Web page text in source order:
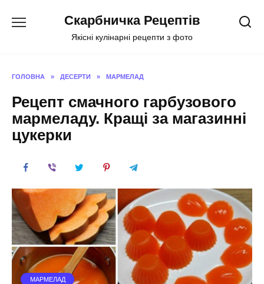
Скарбничка Рецептів
Якісні кулінарні рецепти з фото
ГОЛОВНА » ДЕСЕРТИ » МАРМЕЛАД
Рецепт смачного гарбузового
мармеладу. Кращі за магазинні
цукерки
МАРМЕЛАД